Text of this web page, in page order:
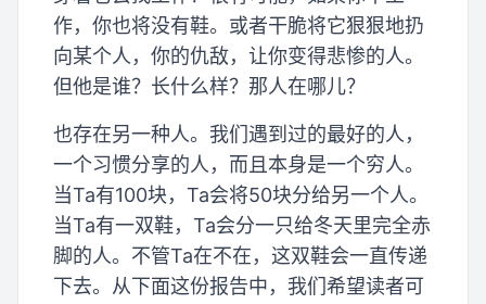
作，你也将没有鞋。或者干脆将它狠狠地扔
向某个人，你的仇敌，让你变得悲惨的人。
但他是谁？长什么样？那人在哪儿？
也存在另一种人。我们遇到过的最好的人，
一个习惯分享的人，而且本身是一个穷人。
当Ta有100块，Ta会将50块分给另一个人。
当Ta有一双鞋，Ta会分一只给冬天里完全赤
脚的人。不管Ta在不在，这双鞋会一直传递
下去。从下面这份报告中，我们希望读者可